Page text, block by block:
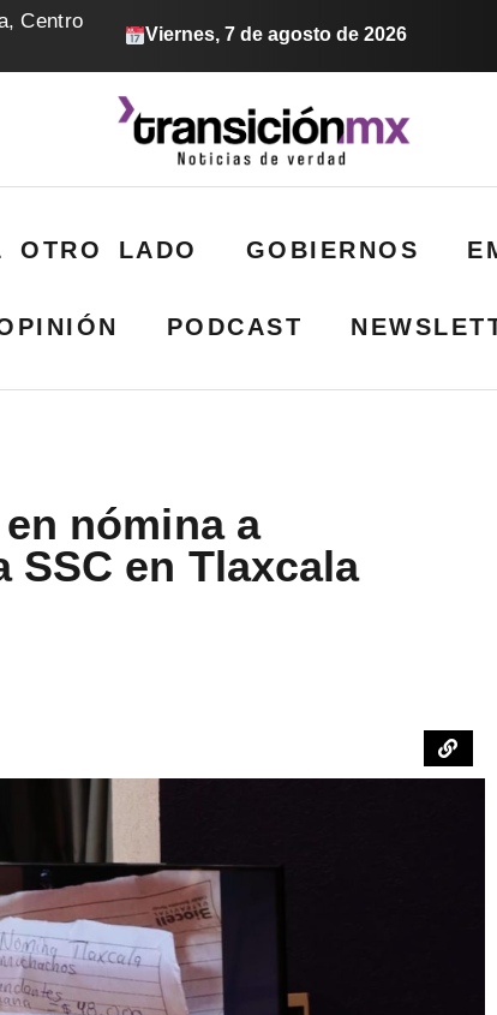
Centro
Viernes, 7 de agosto de 2026
OTRO LADO GOBIERNOS
PODCAST
nómina a
SSC en Tlaxcala